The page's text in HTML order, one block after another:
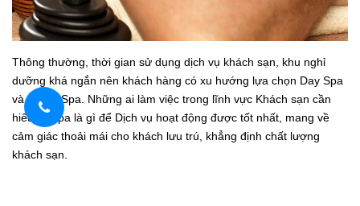
Thông thường, thời gian sử dụng dịch vụ khách sạn, khu nghỉ
dưỡng khá ngắn nên khách hàng có xu hướng lựa chọn Day Spa
và Home Spa. Những ai làm việc trong lĩnh vực Khách sạn cần
hiểu rõ Spa là gì để Dịch vụ hoạt động được tốt nhất, mang về
cảm giác thoải mái cho khách lưu trú, khẳng định chất lượng
khách sạn.